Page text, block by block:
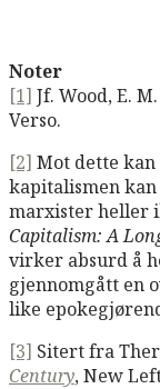
Noter
[1] Jf. Wood, E.
Verso.
[2] Mot dette
kapitalismen
marxister heller
Capitalism: A
virker absurd å
gjennomgått en
like
[3] Sitert fra
Century, New